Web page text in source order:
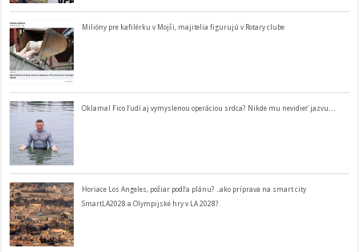
Milióny pre kafilérku v Mojši, majitelia figurujú v Rotary clube
Oklamal Fico ľudí aj vymyslenou operáciou srdca? Nikde mu nevidieť jazvu…
Horiace Los Angeles, požiar podľa plánu? ..ako príprava na smart city
SmartLA2028 a Olympijské hry v LA 2028?